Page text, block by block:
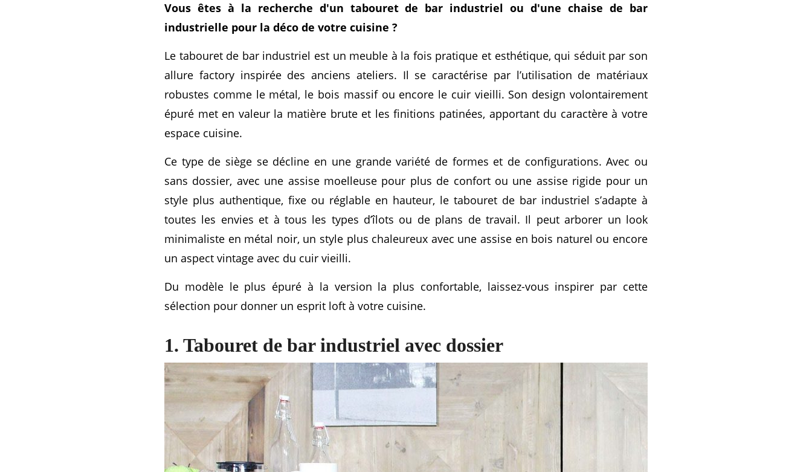
Vous êtes à la recherche d'un tabouret de bar industriel ou d'une chaise de bar
industrielle pour la déco de votre cuisine ?
Le tabouret de bar industriel est un meuble à la fois pratique et esthétique, qui séduit par son
allure factory inspirée des anciens ateliers. Il se caractérise par l’utilisation de matériaux
robustes comme le métal, le bois massif ou encore le cuir vieilli. Son design volontairement
épuré met en valeur la matière brute et les finitions patinées, apportant du caractère à votre
espace cuisine.
Ce type de siège se décline en une grande variété de formes et de configurations. Avec ou
sans dossier, avec une assise moelleuse pour plus de confort ou une assise rigide pour un
style plus authentique, fixe ou réglable en hauteur, le tabouret de bar industriel s’adapte à
toutes les envies et à tous les types d’îlots ou de plans de travail. Il peut arborer un look
minimaliste en métal noir, un style plus chaleureux avec une assise en bois naturel ou encore
un aspect vintage avec du cuir vieilli.
Du modèle le plus épuré à la version la plus confortable, laissez-vous inspirer par cette
sélection pour donner un esprit loft à votre cuisine.
1. Tabouret de bar industriel avec dossier